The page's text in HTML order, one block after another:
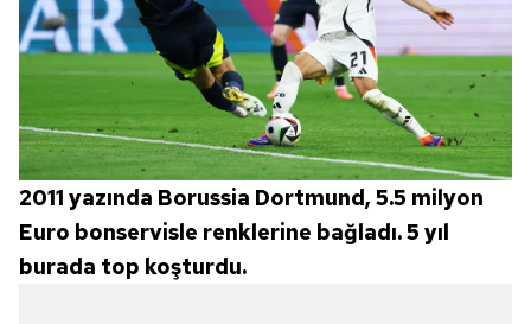
2011 yazında Borussia Dortmund, 5.5 milyon
Euro bonservisle renklerine bağladı. 5 yıl
burada top koşturdu.